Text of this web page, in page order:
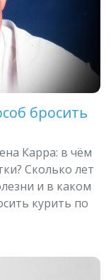
бросить
Карра: в чём
Сколько лет
и в каком
курить по